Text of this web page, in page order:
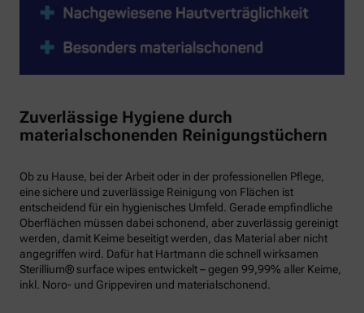
Zuverlässige Hygiene durch
materialschonenden Reinigungstüchern
Ob zu Hause, bei der Arbeit oder in der professionellen Pflege,
eine sichere und zuverlässige Reinigung von Flächen ist
entscheidend für ein hygienisches Umfeld. Gerade empfindliche
Oberflächen müssen dabei schonend, aber zuverlässig gereinigt
werden, damit Keime beseitigt werden, das Material aber nicht
angegriffen wird. Dafür hat Hartmann die schnell wirksamen
Sterillium® surface wipes entwickelt – gegen 99,99% aller Keime,
inkl. Noro- und Grippeviren und materialschonend.